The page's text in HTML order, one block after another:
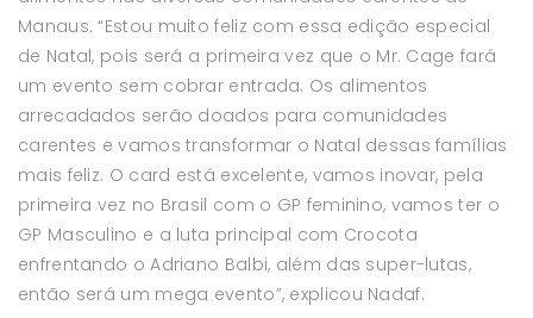
Manaus. “Estou muito feliz com essa edição especial
de Natal, pois será a primeira vez que o Mr. Cage fará
um evento sem cobrar entrada. Os alimentos
arrecadados serão doados para comunidades
carentes e vamos transformar o Natal dessas famílias
mais feliz. O card está excelente, vamos inovar, pela
primeira vez no Brasil com o GP feminino, vamos ter o
GP Masculino e a luta principal com Crocota
enfrentando o Adriano Balbi, além das super-lutas,
então será um mega evento”, explicou Nadaf.